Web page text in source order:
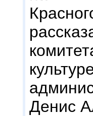
Денис